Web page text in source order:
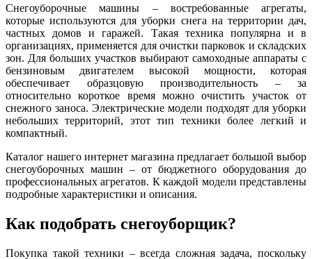
Снегоуборочные машины – востребованные агрегаты,
которые используются для уборки снега на территории дач,
частных домов и гаражей. Такая техника популярна и в
организациях, применяется для очистки парковок и складских
зон. Для больших участков выбирают самоходные аппараты с
бензиновым двигателем высокой мощности, которая
обеспечивает образцовую производительность – за
относительно короткое время можно очистить участок от
снежного заноса. Электрические модели подходят для уборки
небольших территорий, этот тип техники более легкий и
компактный.
Каталог нашего интернет магазина предлагает большой выбор
снегоуборочных машин – от бюджетного оборудования до
профессиональных агрегатов. К каждой модели представлены
подробные характеристики и описания.
Как подобрать снегоуборщик?
Покупка такой техники – всегда сложная задача, поскольку